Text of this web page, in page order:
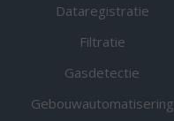
Dataregistratie
Filtratie
Gasdetectie
Gebouwautomatisering